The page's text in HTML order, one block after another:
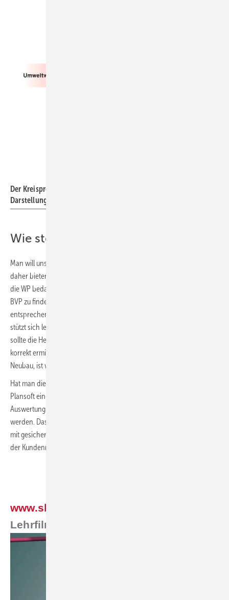
Der Kreisprozess einer Wärmepumpe als schematische
Darstellung
Wie steht es mit einer Software?
Man will uns und den Endkunden diese WP ja gerne verkaufen. Und
daher bieten die Hersteller hervorragende Software an, um einerseits
die WP bedarfsgerecht auszulegen und dann auch entsprechend den
BVP zu finden. Beispielsweise unterstützt Vaillant mit seiner Plansoft
entsprechend elegant. Das Ergebnis einer Auswahl nach Plansoft
stützt sich letztlich aber auf die korrekten Eingaben. Insbesondere
sollte die Heizlastberechnung nach DIN EN 12831 als Grundlage
korrekt ermittelt werden. Schätzen, wie etwa 40 W/m² für einen
Neubau, ist wesentlich zu ungenau.
Hat man die Heizlast tatsächlich korrekt ermittelt und beispielsweise in
Plansoft eingepflegt, erfolgt dafür dann auch eine umfangreiche
Auswertung in der sogar schalltechnische Grundlagen berücksichtigt
werden. Das heißt, dass dann auch die Aufstellung einer Außeneinheit
mit gesicherten Erkenntnissen erfolgen kann, ohne spätere Klagen
der Kundennachbarn oder Ruhestörung des Kunden selbst.
www.sbz-monteur.de
Lehrfilme zum Heft